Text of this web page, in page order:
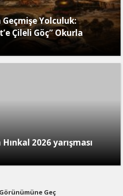
Yolculuk:
Çileli Göç” Okurla
2026 yarışması
Geç